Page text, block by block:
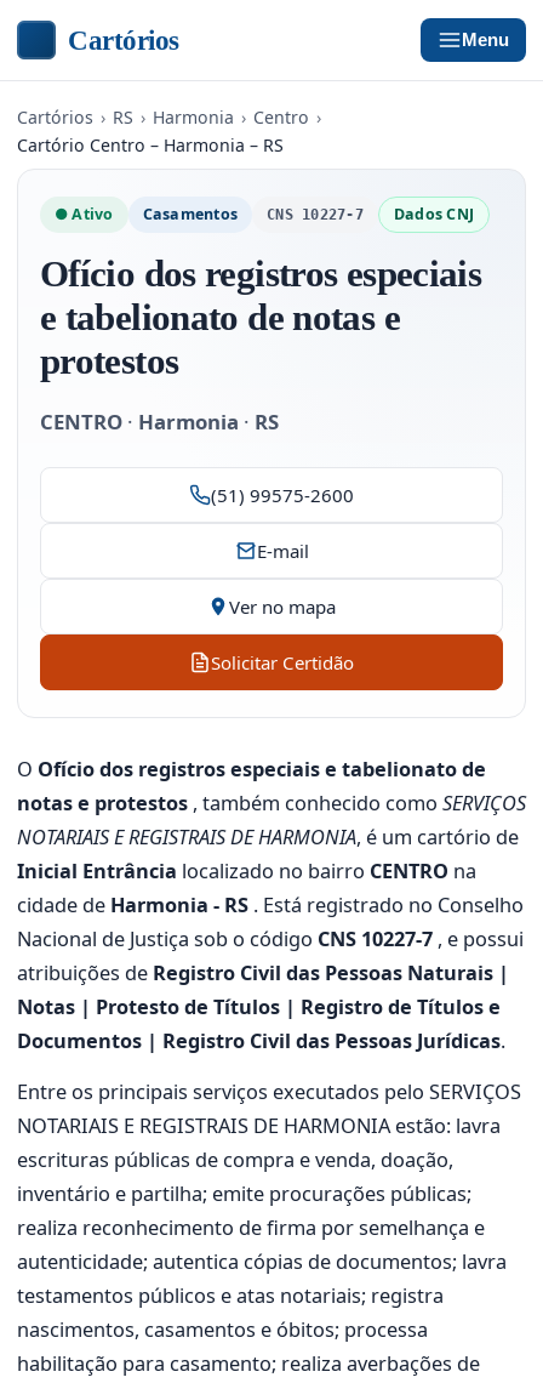
Cartórios Menu
Cartórios › RS › Harmonia › Centro ›
Cartório Centro – Harmonia – RS
● Ativo Casamentos CNS 10227-7 Dados CNJ
Ofício dos registros especiais
e tabelionato de notas e
protestos
CENTRO · Harmonia · RS
(51) 99575-2600
E-mail
Ver no mapa
Solicitar Certidão
O Ofício dos registros especiais e tabelionato de
notas e protestos , também conhecido como SERVIÇOS
NOTARIAIS E REGISTRAIS DE HARMONIA, é um cartório de
Inicial Entrância localizado no bairro CENTRO na
cidade de Harmonia - RS . Está registrado no Conselho
Nacional de Justiça sob o código CNS 10227-7 , e possui
atribuições de Registro Civil das Pessoas Naturais |
Notas | Protesto de Títulos | Registro de Títulos e
Documentos | Registro Civil das Pessoas Jurídicas.
Entre os principais serviços executados pelo SERVIÇOS
NOTARIAIS E REGISTRAIS DE HARMONIA estão: lavra
escrituras públicas de compra e venda, doação,
inventário e partilha; emite procurações públicas;
realiza reconhecimento de firma por semelhança e
autenticidade; autentica cópias de documentos; lavra
testamentos públicos e atas notariais; registra
nascimentos, casamentos e óbitos; processa
habilitação para casamento; realiza averbações de